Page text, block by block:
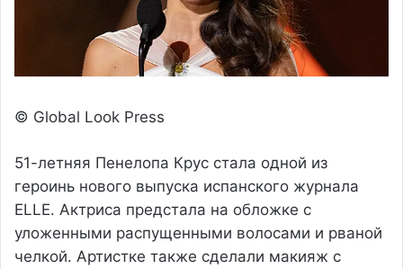
© Global Look Press
51-летняя Пенелопа Крус стала одной из
героинь нового выпуска испанского журнала
ELLE. Актриса предстала на обложке с
уложенными распущенными волосами и рваной
челкой. Артистке также сделали макияж с